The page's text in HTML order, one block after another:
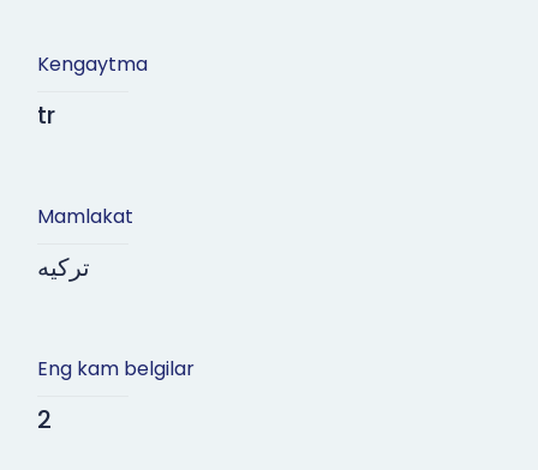
Kengaytma
tr
Mamlakat
ترکیه
Eng kam belgilar
2